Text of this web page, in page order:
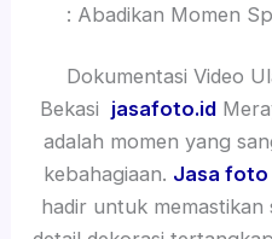
: Abadikan Momen
Dokumentasi Video
Bekasi jasafoto.id
adalah momen yang
kebahagiaan. Jasa foto
hadir untuk